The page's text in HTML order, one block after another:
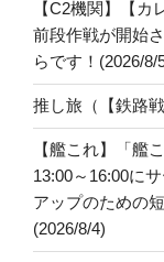
【C2機関】【カ
前段作戦が開始
らです！(2026/8/
推し旅（【鉄路
【艦これ】「艦
13:00～16:00に
アップのための
(2026/8/4)